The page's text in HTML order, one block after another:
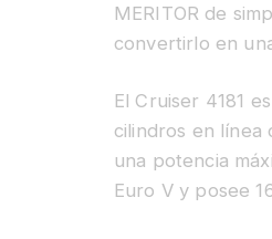
MERITOR de
convertirlo en
El Cruiser 4181
cilindros en línea
una potencia
Euro V y posee